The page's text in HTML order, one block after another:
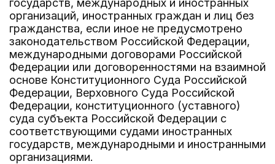
государств, международных и иностранных
организаций, иностранных граждан и лиц без
гражданства, если иное не предусмотрено
законодательством Российской Федерации,
международными договорами Российской
Федерации или договоренностями на взаимной
основе Конституционного Суда Российской
Федерации, Верховного Суда Российской
Федерации, конституционного (уставного)
суда субъекта Российской Федерации с
соответствующими судами иностранных
государств, международными и иностранными
организациями.